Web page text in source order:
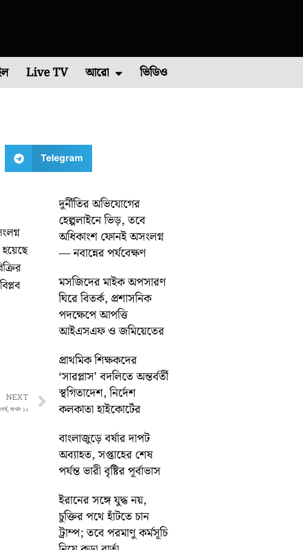
Live TV আরো ভিডিও
Telegram
NEXT
জখম ১১ Next
দুর্নীতির অভিযোগের
হেল্পলাইনে ভিড়, তবে
অধিকাংশ ফোনই অসংলগ্ন
— নবান্নের পর্যবেক্ষণ
মসজিদের মাইক অপসারণ
ঘিরে বিতর্ক, প্রশাসনিক
পদক্ষেপে আপত্তি
আইএসএফ ও জমিয়েতের
প্রাথমিক শিক্ষকদের
‘সারপ্লাস’ বদলিতে অন্তর্বর্তী
স্থগিতাদেশ, নির্দেশ
কলকাতা হাইকোর্টের
বাংলাজুড়ে বর্ষার দাপট
অব্যাহত, সপ্তাহের শেষ
পর্যন্ত ভারী বৃষ্টির পূর্বাভাস
ইরানের সঙ্গে যুদ্ধ নয়,
চুক্তির পথে হাঁটতে চান
ট্রাম্প; তবে পরমাণু কর্মসূচি